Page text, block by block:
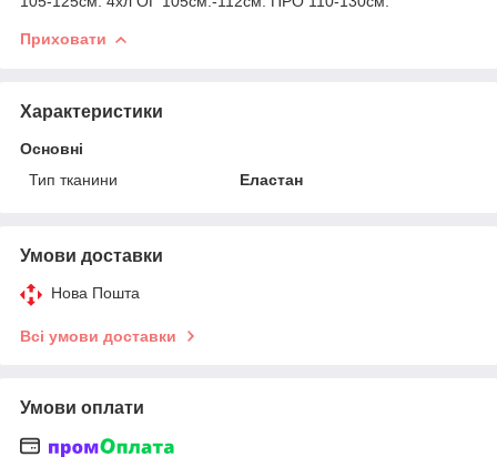
Приховати
Характеристики
Основні
Тип тканини
Еластан
Умови доставки
Нова Пошта
Всі умови доставки
Умови оплати